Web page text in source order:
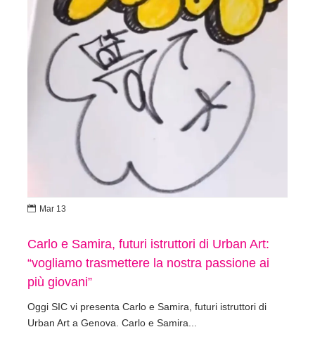
Carlo e Samira, futuri istruttori di Urban Art:
“vogliamo trasmettere la nostra passione ai
più giovani”
Oggi SIC vi presenta Carlo e Samira, futuri istruttori di
Urban Art a Genova. Carlo e Samira...
 Mar 13